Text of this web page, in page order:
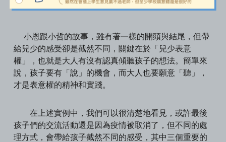
小恩跟小哲的故事，雖有著一樣的開頭與結尾，但帶
給兒少的感受卻是截然不同，關鍵在於「兒少表意
權」，也就是大人有沒有認真傾聽孩子的想法。簡單來
說，孩子要有「說」的機會，而大人也要願意「聽」，
才是表意權的精神和實踐。
在上述實例中，我們可以很清楚地看見，或許最後
孩子們的交流活動還是因為疫情被取消了，但不同的處
理方式，會帶給孩子截然不同的感受，其中三個重要的